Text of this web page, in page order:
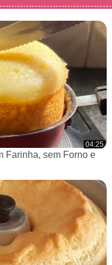
04:25
Farinha, sem Forno e